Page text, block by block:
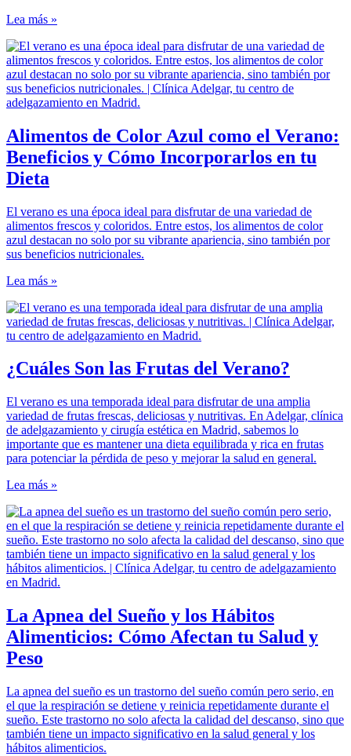
Lea más »
Alimentos de Color Azul como el Verano:
Beneficios y Cómo Incorporarlos en tu
Dieta
El verano es una época ideal para disfrutar de una variedad de
alimentos frescos y coloridos. Entre estos, los alimentos de color
azul destacan no solo por su vibrante apariencia, sino también por
sus beneficios nutricionales.
Lea más »
¿Cuáles Son las Frutas del Verano?
El verano es una temporada ideal para disfrutar de una amplia
variedad de frutas frescas, deliciosas y nutritivas. En Adelgar, clínica
de adelgazamiento y cirugía estética en Madrid, sabemos lo
importante que es mantener una dieta equilibrada y rica en frutas
para potenciar la pérdida de peso y mejorar la salud en general.
Lea más »
La Apnea del Sueño y los Hábitos
Alimenticios: Cómo Afectan tu Salud y
Peso
La apnea del sueño es un trastorno del sueño común pero serio, en
el que la respiración se detiene y reinicia repetidamente durante el
sueño. Este trastorno no solo afecta la calidad del descanso, sino que
también tiene un impacto significativo en la salud general y los
hábitos alimenticios.